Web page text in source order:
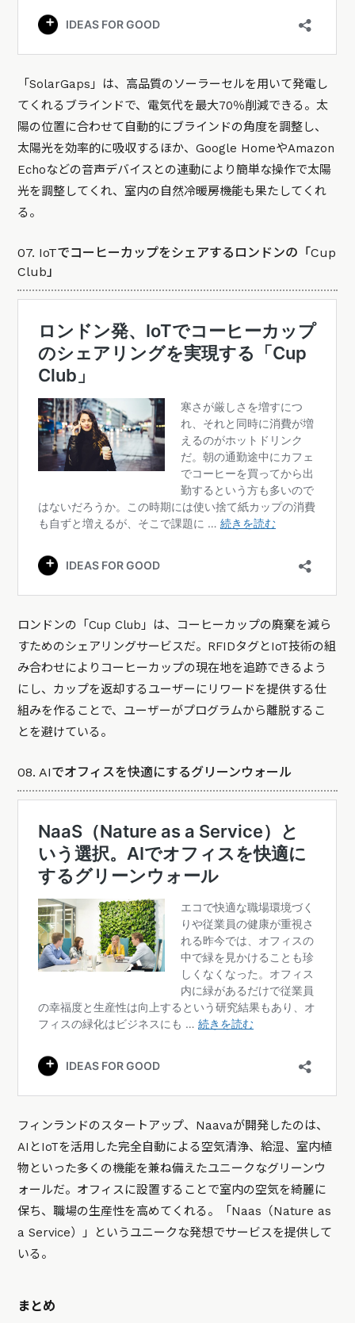
「SolarGaps」は、高品質のソーラーセルを用いて発電し
てくれるブラインドで、電気代を最大70％削減できる。太
陽の位置に合わせて自動的にブラインドの角度を調整し、
太陽光を効率的に吸収するほか、Google HomeやAmazon
Echoなどの音声デバイスとの連動により簡単な操作で太陽
光を調整してくれ、室内の自然冷暖房機能も果たしてくれ
る。
07. IoTでコーヒーカップをシェアするロンドンの「Cup
Club」
ロンドンの「Cup Club」は、コーヒーカップの廃棄を減ら
すためのシェアリングサービスだ。RFIDタグとIoT技術の組
み合わせによりコーヒーカップの現在地を追跡できるよう
にし、カップを返却するユーザーにリワードを提供する仕
組みを作ることで、ユーザーがプログラムから離脱するこ
とを避けている。
08. AIでオフィスを快適にするグリーンウォール
フィンランドのスタートアップ、Naavaが開発したのは、
AIとIoTを活用した完全自動による空気清浄、給湿、室内植
物といった多くの機能を兼ね備えたユニークなグリーンウ
ォールだ。オフィスに設置することで室内の空気を綺麗に
保ち、職場の生産性を高めてくれる。「Naas（Nature as
a Service）」というユニークな発想でサービスを提供して
いる。
まとめ